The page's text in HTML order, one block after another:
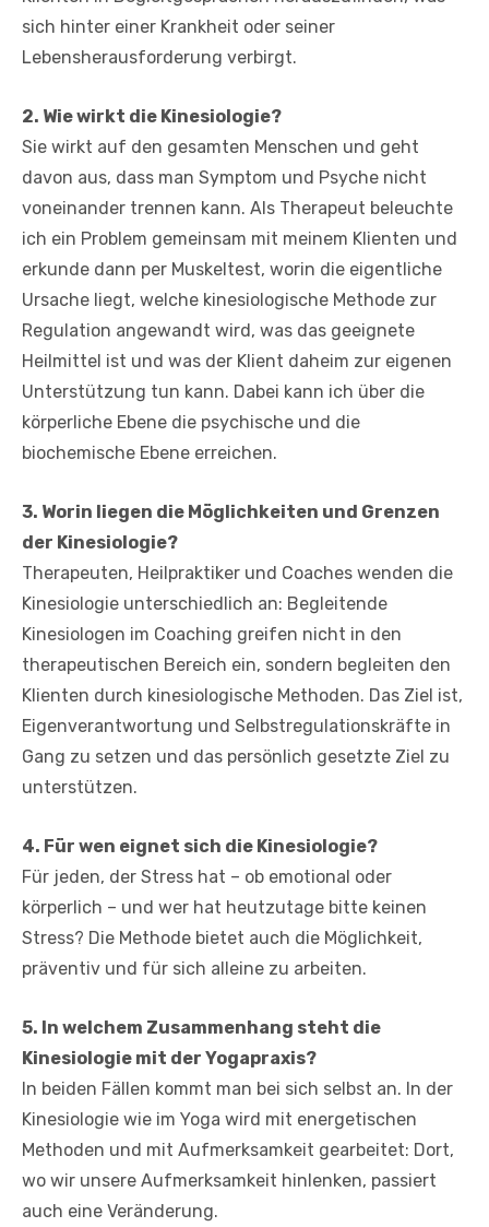
sich hinter einer Krankheit oder seiner
Lebensherausforderung verbirgt.
2. Wie wirkt die Kinesiologie?
Sie wirkt auf den gesamten Menschen und geht
davon aus, dass man Symptom und Psyche nicht
voneinander trennen kann. Als Therapeut beleuchte
ich ein Problem gemeinsam mit meinem Klienten und
erkunde dann per Muskeltest, worin die eigentliche
Ursache liegt, welche kinesiologische Methode zur
Regulation angewandt wird, was das geeignete
Heilmittel ist und was der Klient daheim zur eigenen
Unterstützung tun kann. Dabei kann ich über die
körperliche Ebene die psychische und die
biochemische Ebene erreichen.
3. Worin liegen die Möglichkeiten und Grenzen
der Kinesiologie?
Therapeuten, Heilpraktiker und Coaches wenden die
Kinesiologie unterschiedlich an: Begleitende
Kinesiologen im Coaching greifen nicht in den
therapeutischen Bereich ein, sondern begleiten den
Klienten durch kinesiologische Methoden. Das Ziel ist,
Eigenverantwortung und Selbstregulationskräfte in
Gang zu setzen und das persönlich gesetzte Ziel zu
unterstützen.
4. Für wen eignet sich die Kinesiologie?
Für jeden, der Stress hat – ob emotional oder
körperlich – und wer hat heutzutage bitte keinen
Stress? Die Methode bietet auch die Möglichkeit,
präventiv und für sich alleine zu arbeiten.
5. In welchem Zusammenhang steht die
Kinesiologie mit der Yogapraxis?
In beiden Fällen kommt man bei sich selbst an. In der
Kinesiologie wie im Yoga wird mit energetischen
Methoden und mit Aufmerksamkeit gearbeitet: Dort,
wo wir unsere Aufmerksamkeit hinlenken, passiert
auch eine Veränderung.